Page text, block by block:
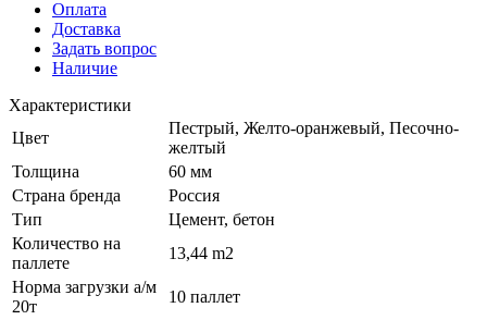
Оплата
Доставка
Задать вопрос
Наличие
Характеристики
Цвет
Пестрый, Желто-оранжевый, Песочно-
желтый
Толщина
60 мм
Страна бренда
Россия
Тип
Цемент, бетон
Количество на
паллете
13,44 m2
Норма загрузки а/м
20т
10 паллет